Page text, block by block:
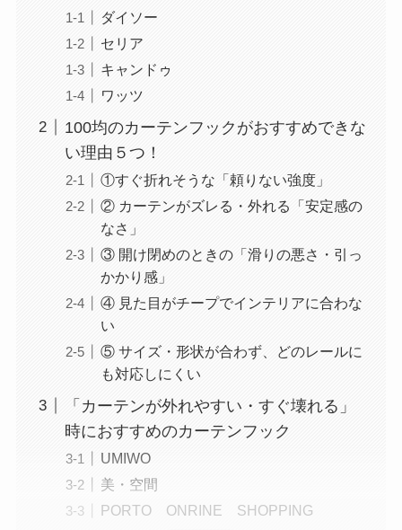
ダイソー
セリア
キャンドゥ
ワッツ
100均のカーテンフックがおすすめできな
い理由５つ！
①すぐ折れそうな「頼りない強度」
② カーテンがズレる・外れる「安定感の
なさ」
③ 開け閉めのときの「滑りの悪さ・引っ
かかり感」
④ 見た目がチープでインテリアに合わな
い
⑤ サイズ・形状が合わず、どのレールに
も対応しにくい
「カーテンが外れやすい・すぐ壊れる」
時におすすめのカーテンフック
UMIWO
美・空間
PORTO ONRINE SHOPPING